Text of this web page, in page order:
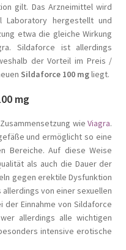
gilt. Das Arzneimittel wird
Laboratory hergestellt und
etwa die gleiche Wirkung
Sildaforce ist allerdings
der Vorteil im Preis /
Sildaforce 100 mgliegt.
mg
Zusammensetzung wieViagra.
und ermöglicht so eine
Bereiche. Auf diese Weise
als auch die Dauer der
gegen erektile Dysfunktion
von einer sexuellen
Einnahme von Sildaforce
allerdings alle wichtigen
intensive erotische